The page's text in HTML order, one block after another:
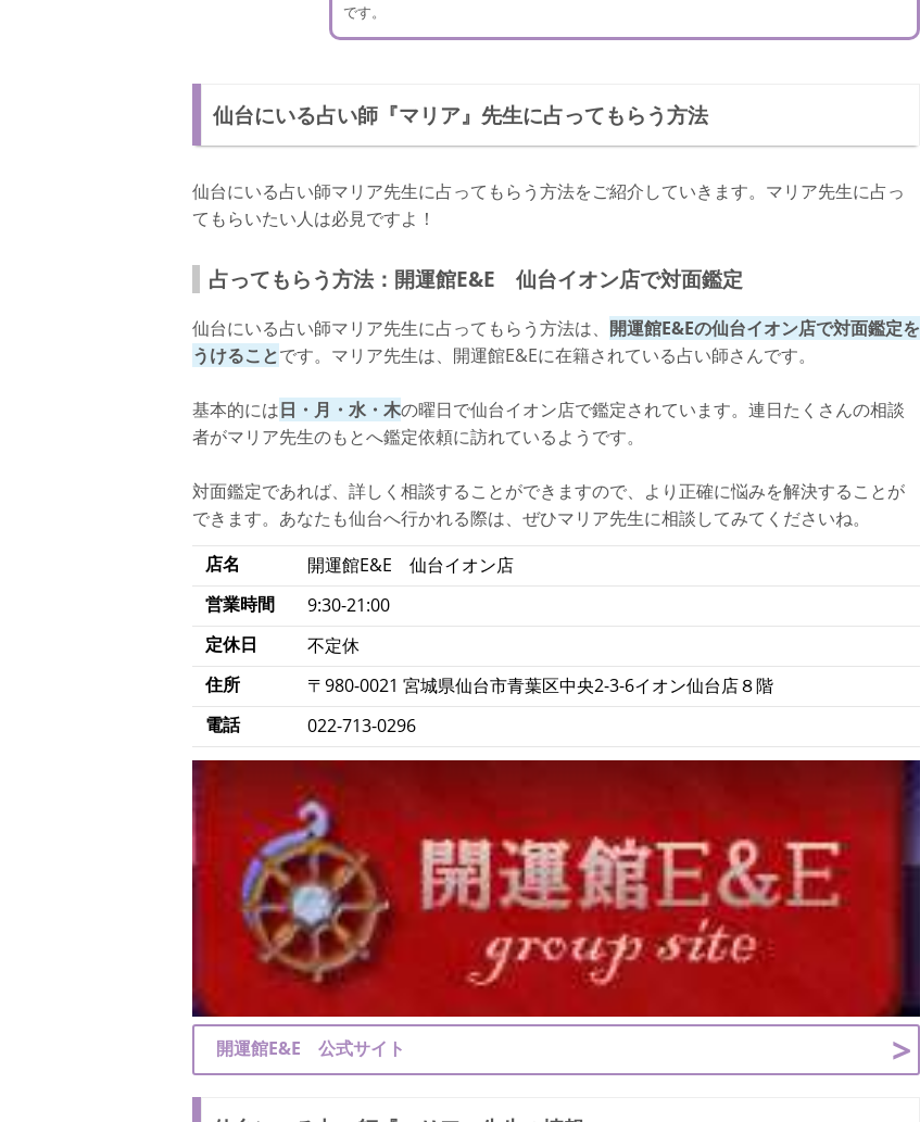
です。
仙台にいる占い師『マリア』先生に占ってもらう方法
仙台にいる占い師マリア先生に占ってもらう方法をご紹介していきます。マリア先生に占っ
てもらいたい人は必見ですよ！
占ってもらう方法：開運館E&E 仙台イオン店で対面鑑定
仙台にいる占い師マリア先生に占ってもらう方法は、 開運館E&Eの仙台イオン店で対面鑑定を
うけることです。マリア先生は、開運館E&Eに在籍されている占い師さんです。
基本的には日・月・水・木の曜日で仙台イオン店で鑑定されています。連日たくさんの相談
者がマリア先生のもとへ鑑定依頼に訪れているようです。
対面鑑定であれば、詳しく相談することができますので、より正確に悩みを解決することが
できます。あなたも仙台へ行かれる際は、ぜひマリア先生に相談してみてくださいね。
店名
開運館E&E 仙台イオン店
営業時間
9:30-21:00
定休日
不定休
住所
〒980-0021 宮城県仙台市青葉区中央2-3-6イオン仙台店８階
電話
022-713-0296
開運館E&E 公式サイト